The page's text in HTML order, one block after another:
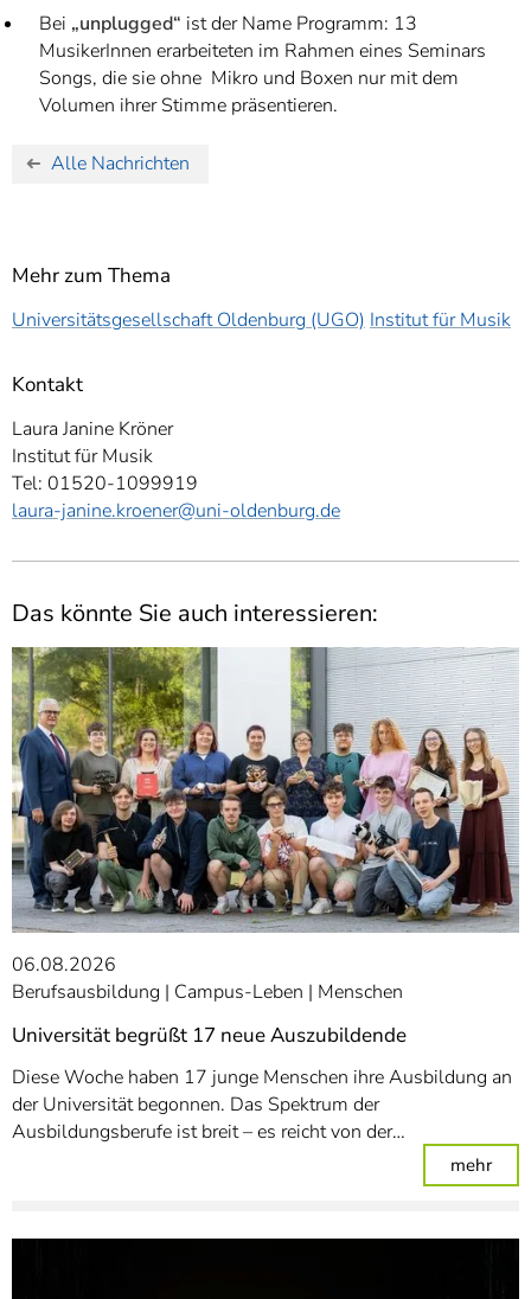
Bei „unplugged“ ist der Name Programm: 13
MusikerInnen erarbeiteten im Rahmen eines Seminars
Songs, die sie ohne Mikro und Boxen nur mit dem
Volumen ihrer Stimme präsentieren.
Alle Nachrichten
Mehr zum Thema
Universitätsgesellschaft Oldenburg (UGO) Institut für Musik
Kontakt
Laura Janine Kröner
Institut für Musik
Tel: 01520-1099919
laura-janine.kroener@uni-oldenburg.de
Das könnte Sie auch interessieren:
06.08.2026
Berufsausbildung
Campus-Leben Menschen
Universität begrüßt 17 neue Auszubildende
Diese Woche haben 17 junge Menschen ihre Ausbildung an
der Universität begonnen. Das Spektrum der
Ausbildungsberufe ist breit – es reicht von der…
mehr: